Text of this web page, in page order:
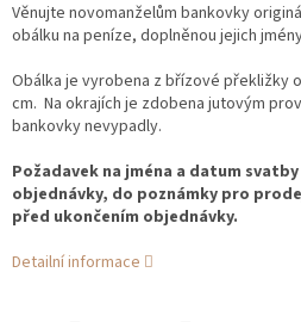
Věnujte novomanželům bankovky
obálku na peníze, doplněnou jejich
Obálka je vyrobena z břízové překližky
cm. Na okrajích je zdobena jutovým
bankovky nevypadly.
Požadavek na jména a datum
objednávky, do poznámky pro
před ukončením objednávky.
Detailní informace